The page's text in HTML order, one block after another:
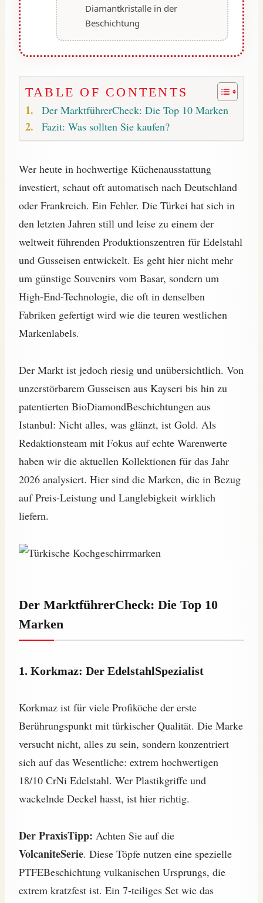
Diamantkristalle in der
Beschichtung
TABLE OF CONTENTS
Der MarktführerCheck: Die Top 10 Marken
Fazit: Was sollten Sie kaufen?
Wer heute in hochwertige Küchenausstattung
investiert, schaut oft automatisch nach Deutschland
oder Frankreich. Ein Fehler. Die Türkei hat sich in
den letzten Jahren still und leise zu einem der
weltweit führenden Produktionszentren für Edelstahl
und Gusseisen entwickelt. Es geht hier nicht mehr
um günstige Souvenirs vom Basar, sondern um
High-End-Technologie, die oft in denselben
Fabriken gefertigt wird wie die teuren westlichen
Markenlabels.
Der Markt ist jedoch riesig und unübersichtlich. Von
unzerstörbarem Gusseisen aus Kayseri bis hin zu
patentierten BioDiamondBeschichtungen aus
Istanbul: Nicht alles, was glänzt, ist Gold. Als
Redaktionsteam mit Fokus auf echte Warenwerte
haben wir die aktuellen Kollektionen für das Jahr
2026 analysiert. Hier sind die Marken, die in Bezug
auf Preis-Leistung und Langlebigkeit wirklich
liefern.
Der MarktführerCheck: Die Top 10
Marken
1. Korkmaz: Der EdelstahlSpezialist
Korkmaz ist für viele Profiköche der erste
Berührungspunkt mit türkischer Qualität. Die Marke
versucht nicht, alles zu sein, sondern konzentriert
sich auf das Wesentliche: extrem hochwertigen
18/10 CrNi Edelstahl. Wer Plastikgriffe und
wackelnde Deckel hasst, ist hier richtig.
Der PraxisTipp: Achten Sie auf die
VolcaniteSerie. Diese Töpfe nutzen eine spezielle
PTFEBeschichtung vulkanischen Ursprungs, die
extrem kratzfest ist. Ein 7-teiliges Set wie das